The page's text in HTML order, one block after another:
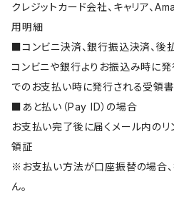
クレジットカード会社、キャリア、
用明細
■コンビニ決済、銀行振込決済、後
コンビニや銀行よりお振込み時に
でのお支払い時に発行される受領書
■あと払い（Pay ID）の場合
お支払い完了後に届くメール内の
領証
※お支払い方法が口座振替の場合
ん。